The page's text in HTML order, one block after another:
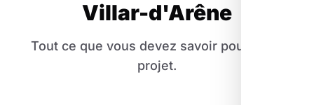
Villar-d'Arêne
Tout ce que vous devez savoir pour votre
projet.